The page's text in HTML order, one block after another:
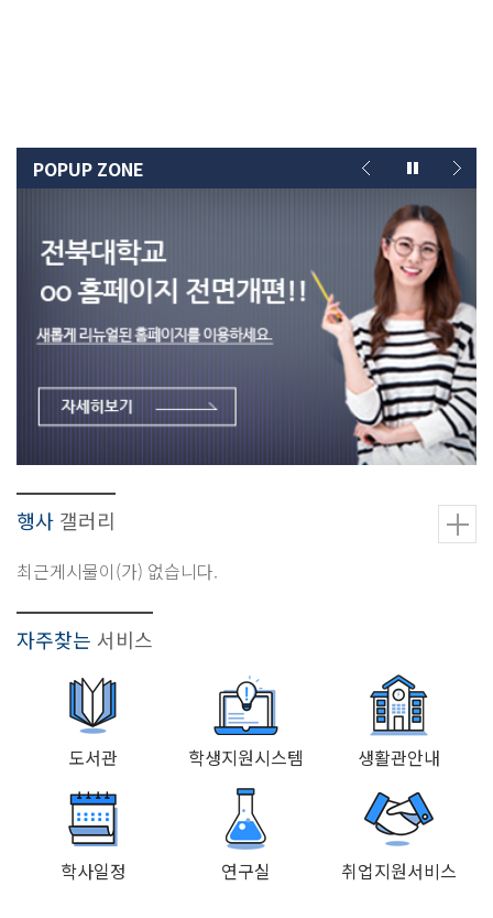
POPUP ZONE
행사 갤러리
최근게시물이(가) 없습니다.
자주찾는 서비스
도서관 학생지원시스템 생활관안내
학사일정 연구실 취업지원서비스